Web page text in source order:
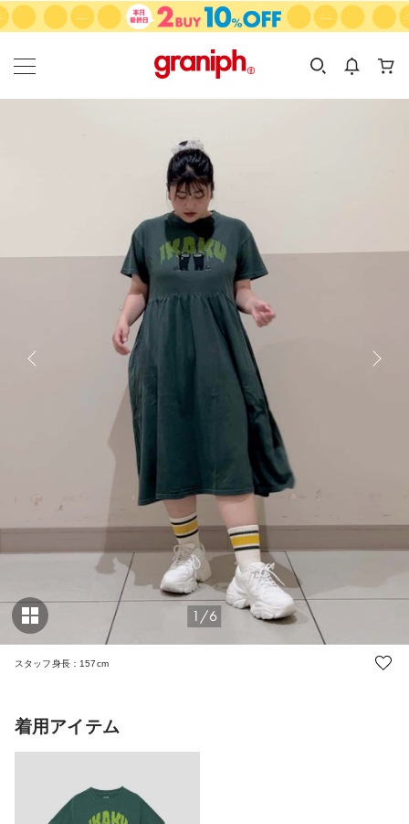
カテゴリーから探す
KIDS
カテゴリ
サイズ
1/6
スタッフ身長：157cm
着用アイテム